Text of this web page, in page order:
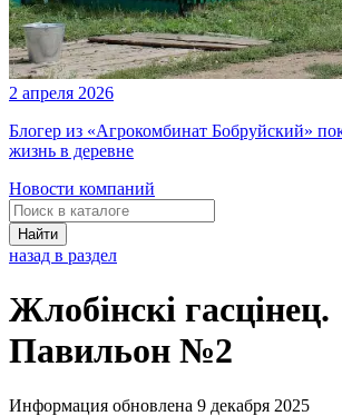
2 апреля 2026
Блогер из «Агрокомбинат Бобруйский»
жизнь в деревне
Новости компаний
Найти
назад в раздел
Жлобiнскi гасцiнец.
Павильон №2
Информация обновлена 9 декабря 2025